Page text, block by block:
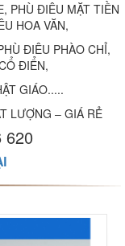
PHÙ ĐIÊU MẶT TIỀN
HOA VĂN,
ĐIÊU PHÀO CHỈ,
ĐIỂN,
GIÁO.....
LƯỢNG – GIÁ RẺ
620